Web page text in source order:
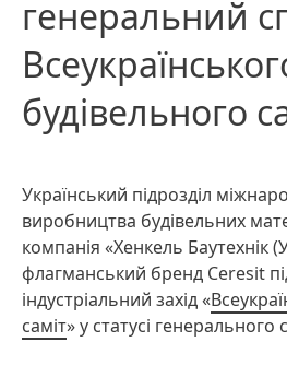
генеральний
будівельного
Український підрозділ
виробництва будівельних
компанія «Хенкель Баутехнік
флагманський бренд Ceresit
індустріальний захід «
саміт» у статусі генерального